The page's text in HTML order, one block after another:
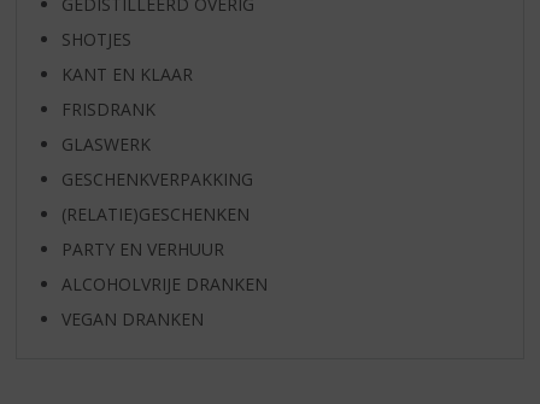
SHOTJES
KANT EN KLAAR
FRISDRANK
GLASWERK
GESCHENKVERPAKKING
(RELATIE)GESCHENKEN
PARTY EN VERHUUR
ALCOHOLVRIJE DRANKEN
VEGAN DRANKEN